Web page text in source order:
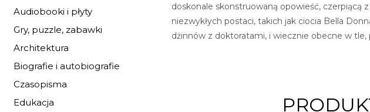
Audiobooki i płyty
Gry, puzzle, zabawki
Architektura
Biografie i autobiografie
Czasopisma
Edukacja
doskonale skonstruowaną opowieść, czerpiącą
niezwykłych postaci, takich jak ciocia Bella
dżinnów z doktoratami, i wiecznie obecne w tle,